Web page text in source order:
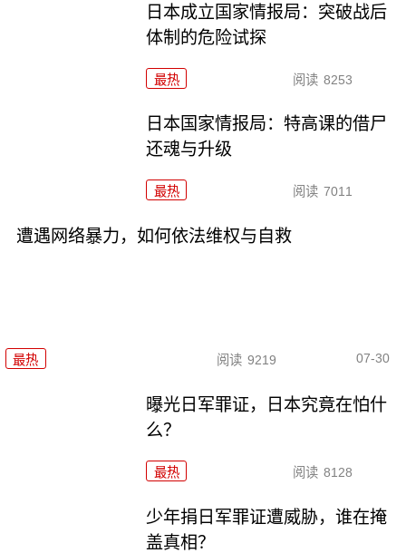
日本成立国家情报局：突破战后
体制的危险试探
最热 阅读 8253
日本国家情报局：特高课的借尸
还魂与升级
最热 阅读 7011
遭遇网络暴力，如何依法维权与自救
最热 阅读 9219 07-30
曝光日军罪证，日本究竟在怕什
么？
最热 阅读 8128
少年捐日军罪证遭威胁，谁在掩
盖真相？